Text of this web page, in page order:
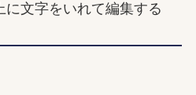
に文字をいれて編集する